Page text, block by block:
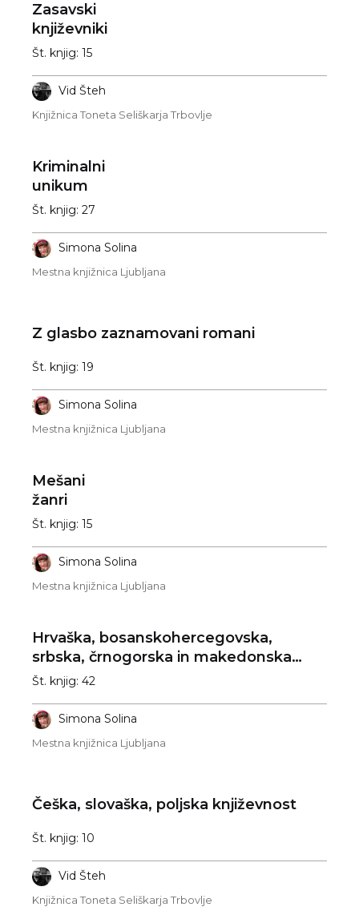
Zasavski
književniki
Št. knjig: 15
Vid Šteh
Knjižnica Toneta Seliškarja Trbovlje
Kriminalni
unikum
Št. knjig: 27
Simona Solina
Mestna knjižnica Ljubljana
Z glasbo zaznamovani romani
Št. knjig: 19
Simona Solina
Mestna knjižnica Ljubljana
Mešani
žanri
Št. knjig: 15
Simona Solina
Mestna knjižnica Ljubljana
Hrvaška, bosanskohercegovska,
srbska, črnogorska in makedonska
književnost po letu 1991
Št. knjig: 42
Simona Solina
Mestna knjižnica Ljubljana
Češka, slovaška, poljska književnost
Št. knjig: 10
Vid Šteh
Knjižnica Toneta Seliškarja Trbovlje